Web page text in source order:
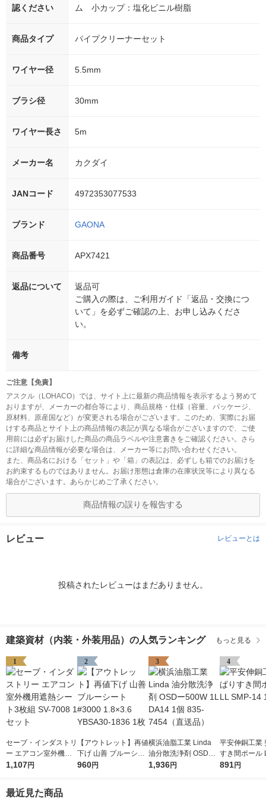
認ください
ム 小カップ：塩化ビニル樹脂
商品タイプ パイプクリーナーセット
ワイヤー径 5.5mm
ブラシ径 30mm
ワイヤー長さ 5m
メーカー名 カクダイ
JANコード 4972353077533
ブランド GAONA
商品番号 APX7421
返品について
返品可
ご購入の際は、ご利用ガイド「返品・交換につ
いて」を必ずご確認の上、お申し込みくださ
い。
備考
ご注意【免責】
アスクル（LOHACO）では、サイト上に最新の商品情報を表示するよう努めて
おりますが、メーカーの都合等により、商品規格・仕様（容量、パッケージ、
原材料、原産国など）が変更される場合がございます。このため、実際にお届
けする商品とサイト上の商品情報の表記が異なる場合がございますので、ご使
用前には必ずお届けした商品の商品ラベルや注意書きをご確認ください。さら
に詳細な商品情報が必要な場合は、メーカー等にお問い合わせください。
また、商品名における「セット」や「箱」の表記は、必ずしも箱でのお届けを
お約束するものではありません。お届け形態は倉庫の在庫状況等により異なる
場合がございます。あらかじめご了承ください。
商品情報の誤りを報告する
レビュー レビューとは
投稿されたレビューはまだありません。
建築資材（内装・外装用品）の人気ランキング もっと見る
1
セーブ・インダストリ
ー エアコン室外機用
遮熱シート3枚組 SV-7
1,107円
2
【アウトレット】再値
下げ 山善 ブルーシー
ト #3000 1.8×3.6 YB
960円
3
横浜油脂工業 Linda
油分散洗浄剤 OSDー5
00W 1L DA14 1個 83
1,936円
4
平安伸銅工業
すき間ポール
-14 1個
891円
最近見た商品